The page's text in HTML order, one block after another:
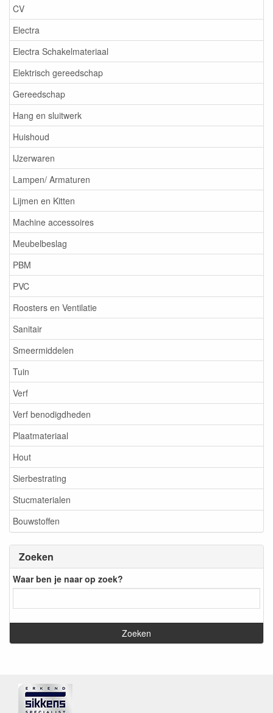
CV
Electra
Electra Schakelmateriaal
Elektrisch gereedschap
Gereedschap
Hang en sluitwerk
Huishoud
IJzerwaren
Lampen/ Armaturen
Lijmen en Kitten
Machine accessoires
Meubelbeslag
PBM
PVC
Roosters en Ventilatie
Sanitair
Smeermiddelen
Tuin
Verf
Verf benodigdheden
Plaatmateriaal
Hout
Sierbestrating
Stucmaterialen
Bouwstoffen
Zoeken
Waar ben je naar op zoek?